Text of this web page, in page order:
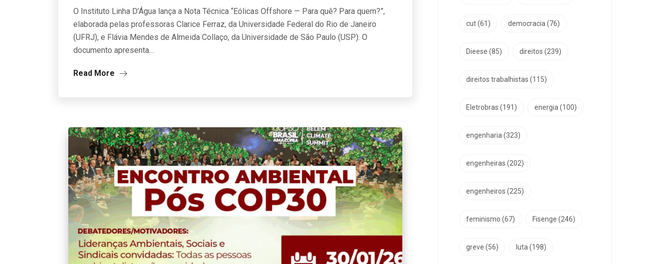
O Instituto Linha D’Água lança a Nota Técnica “Eólicas Offshore — Para quê? Para quem?”,
elaborada pelas professoras Clarice Ferraz, da Universidade Federal do Rio de Janeiro
(UFRJ), e Flávia Mendes de Almeida Collaço, da Universidade de São Paulo (USP). O
documento apresenta…
Read More
cut(61) democracia (76)
Dieese (85) direitos (239)
direitos trabalhistas (115)
Eletrobras (191) energia (100)
engenharia (323)
engenheiras (202)
engenheiros (225)
feminismo (67) Fisenge (246)
greve (56) luta (198)